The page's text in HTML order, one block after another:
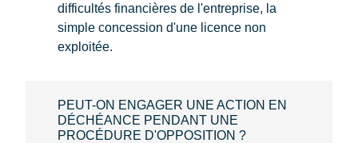
difficultés financières de l'entreprise, la
simple concession d'une licence non
exploitée.
PEUT-ON ENGAGER UNE ACTION EN
DÉCHÉANCE PENDANT UNE
PROCÉDURE D'OPPOSITION ?